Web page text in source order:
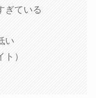
ぎている
い
）